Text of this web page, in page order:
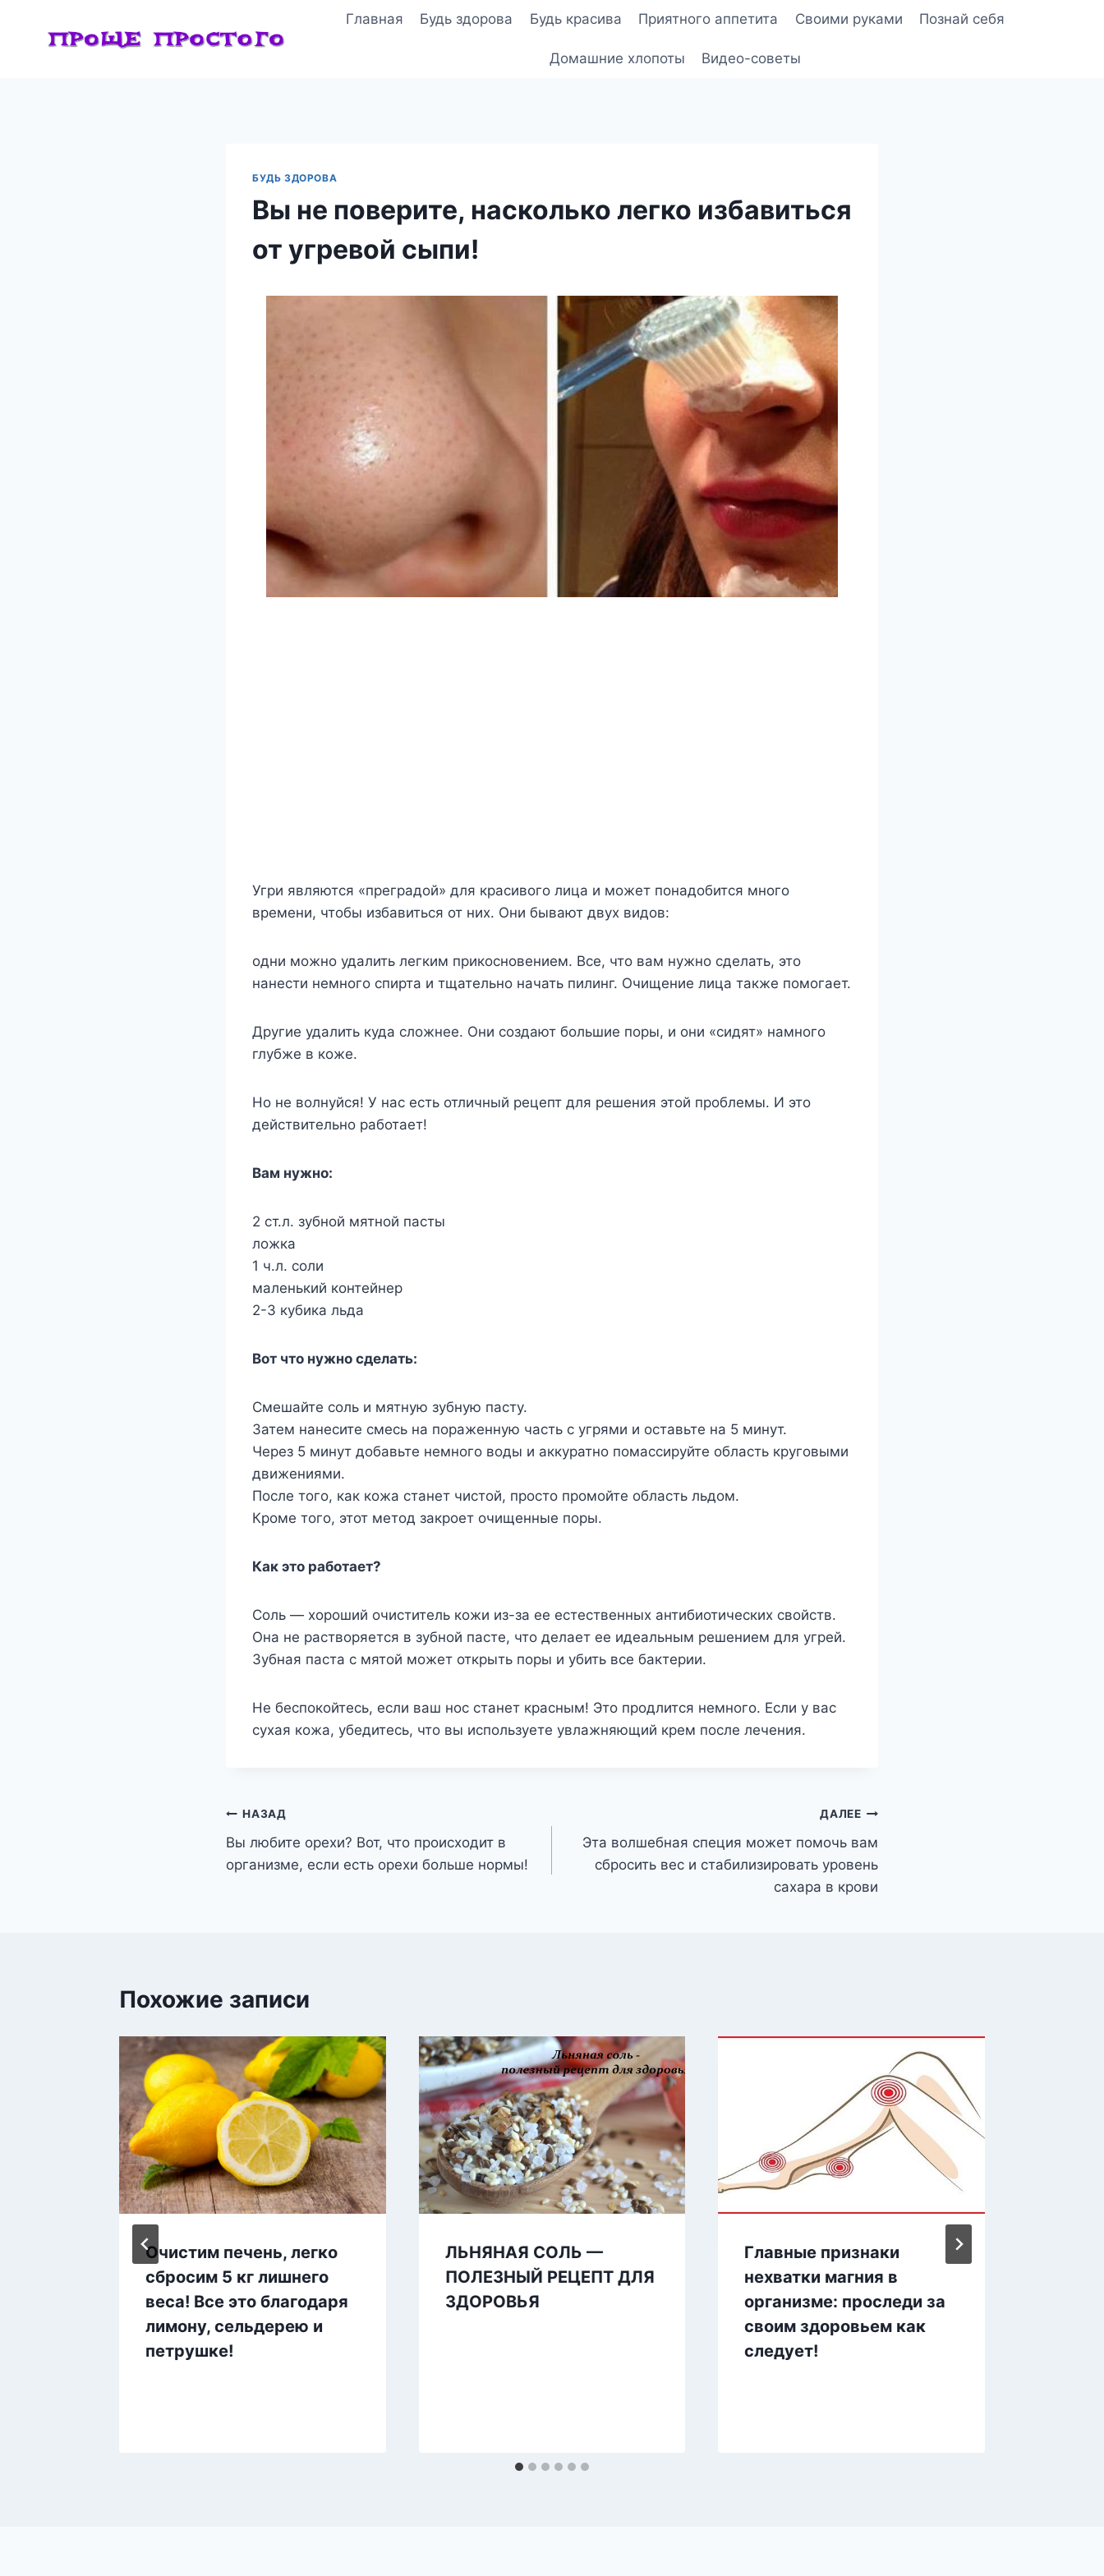
Главная Будь здорова Будь красива Приятного аппетита Своими руками Познай себя
Домашние хлопоты Видео-советы
БУДЬ ЗДОРОВА
Вы не поверите, насколько легко избавиться
от угревой сыпи!
Угри являются «преградой» для красивого лица и может понадобится много
времени, чтобы избавиться от них. Они бывают двух видов:
одни можно удалить легким прикосновением. Все, что вам нужно сделать, это
нанести немного спирта и тщательно начать пилинг. Очищение лица также помогает.
Другие удалить куда сложнее. Они создают большие поры, и они «сидят» намного
глубже в коже.
Но не волнуйся! У нас есть отличный рецепт для решения этой проблемы. И это
действительно работает!
Вам нужно:
2 ст.л. зубной мятной пасты
ложка
1 ч.л. соли
маленький контейнер
2-3 кубика льда
Вот что нужно сделать:
Смешайте соль и мятную зубную пасту.
Затем нанесите смесь на пораженную часть с угрями и оставьте на 5 минут.
Через 5 минут добавьте немного воды и аккуратно помассируйте область круговыми
движениями.
После того, как кожа станет чистой, просто промойте область льдом.
Кроме того, этот метод закроет очищенные поры.
Как это работает?
Соль — хороший очиститель кожи из-за ее естественных антибиотических свойств.
Она не растворяется в зубной пасте, что делает ее идеальным решением для угрей.
Зубная паста с мятой может открыть поры и убить все бактерии.
Не беспокойтесь, если ваш нос станет красным! Это продлится немного. Если у вас
сухая кожа, убедитесь, что вы используете увлажняющий крем после лечения.
Навигация
по
НАЗАД
Вы любите орехи? Вот, что происходит в
организме, если есть орехи больше нормы!
ДАЛЕЕ
Эта волшебная специя может помочь вам
сбросить вес и стабилизировать уровень
сахара в крови
Похожие записи
Очистим печень, легко
сбросим 5 кг лишнего
веса! Все это благодаря
лимону, сельдерею и
петрушке!
ЛЬНЯНАЯ СОЛЬ —
ПОЛЕЗНЫЙ РЕЦЕПТ ДЛЯ
ЗДОРОВЬЯ
Главные признаки
нехватки магния в
организме: проследи за
своим здоровьем как
следует!